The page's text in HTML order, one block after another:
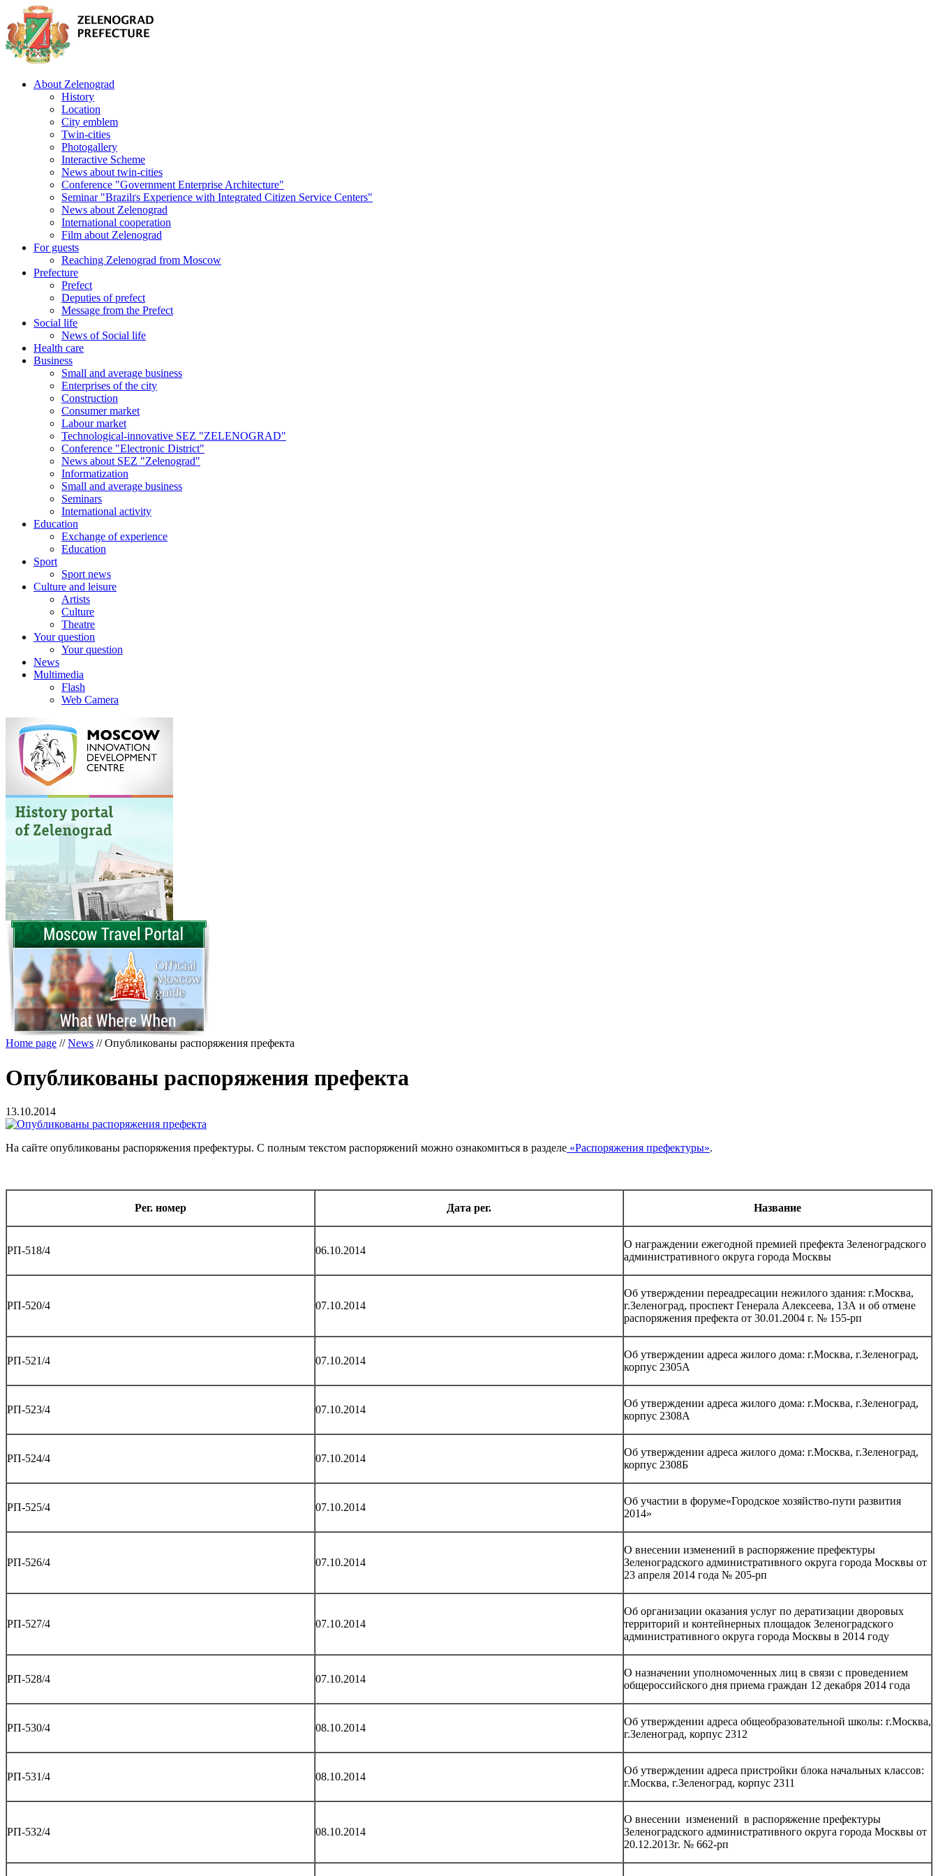
About Zelenograd
History
Location
City emblem
Twin-cities
Photogallery
Interactive Scheme
News about twin-cities
Conference "Government Enterprise Architecture"
Seminar "Brazilґs Experience with Integrated Citizen Service Centers"
News about Zelenograd
International cooperation
Film about Zelenograd
For guests
Reaching Zelenograd from Moscow
Prefecture
Prefect
Deputies of prefect
Message from the Prefect
Social life
News of Social life
Health care
Business
Small and average business
Enterprises of the city
Construction
Consumer market
Labour market
Technological-innovative SEZ "ZELENOGRAD"
Conference "Electronic District"
News about SEZ "Zelenograd"
Informatization
Small and average business
Seminars
International activity
Education
Exchange of experience
Education
Sport
Sport news
Culture and leisure
Artists
Culture
Theatre
Your question
Your question
News
Multimedia
Flash
Web Camera
Home page //News //Опубликованы распоряжения префекта
Опубликованы распоряжения префекта
13.10.2014
На сайте опубликованы распоряжения префектуры. С полным текстом распоряжений можно ознакомиться в разделе «Распоряжения префектуры».
Рег. номер Дата рег. Название
РП-518/4 06.10.2014
О награждении ежегодной премией префекта Зеленоградского
административного округа города Москвы
РП-520/4 07.10.2014
Об утверждении переадресации нежилого здания: г.Москва,
г.Зеленоград, проспект Генерала Алексеева, 13А и об отмене
распоряжения префекта от 30.01.2004 г. № 155-рп
РП-521/4 07.10.2014
Об утверждении адреса жилого дома: г.Москва, г.Зеленоград,
корпус 2305А
РП-523/4 07.10.2014
Об утверждении адреса жилого дома: г.Москва, г.Зеленоград,
корпус 2308А
РП-524/4 07.10.2014
Об утверждении адреса жилого дома: г.Москва, г.Зеленоград,
корпус 2308Б
РП-525/4 07.10.2014
Об участии в форуме«Городское хозяйство-пути развития
2014»
РП-526/4 07.10.2014
О внесении изменений в распоряжение префектуры
Зеленоградского административного округа города Москвы от
23 апреля 2014 года № 205-рп
РП-527/4 07.10.2014
Об организации оказания услуг по дератизации дворовых
территорий и контейнерных площадок Зеленоградского
административного округа города Москвы в 2014 году
РП-528/4 07.10.2014
О назначении уполномоченных лиц в связи с проведением
общероссийского дня приема граждан 12 декабря 2014 года
РП-530/4 08.10.2014
Об утверждении адреса общеобразовательной школы: г.Москва,
г.Зеленоград, корпус 2312
РП-531/4 08.10.2014
Об утверждении адреса пристройки блока начальных классов:
г.Москва, г.Зеленоград, корпус 2311
РП-532/4 08.10.2014
О внесении изменений в распоряжение префектуры
Зеленоградского административного округа города Москвы от
20.12.2013г. № 662-рп